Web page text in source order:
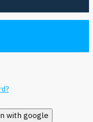
with google